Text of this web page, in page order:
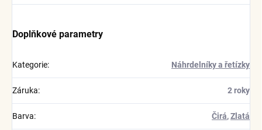
Doplňkové parametry
Kategorie: Náhrdelníky a řetízky
Záruka: 2 roky
Barva: Čirá,Zlatá